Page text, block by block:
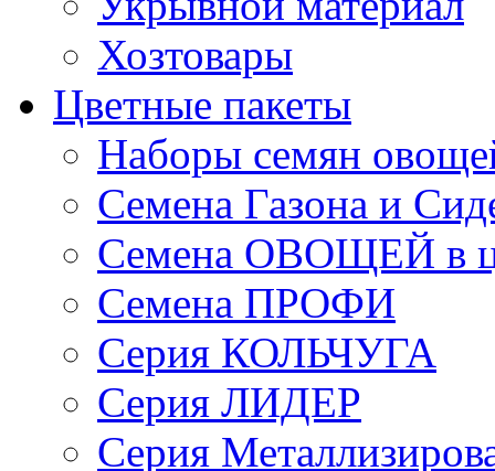
Хозтовары
Цветные пакеты
Наборы семян
Семена Газона и
Семена ОВОЩЕЙ в
Семена ПРОФИ
Серия КОЛЬЧУГА
Серия ЛИДЕР
Серия